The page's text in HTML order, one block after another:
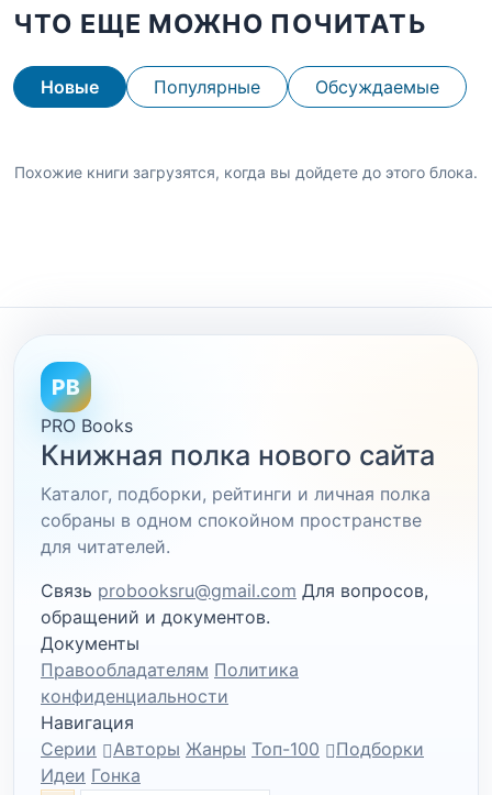
ЧТО ЕЩЕ МОЖНО ПОЧИТАТЬ
Новые Популярные Обсуждаемые
Похожие книги загрузятся, когда вы дойдете до этого блока.
PB
PRO Books
Книжная полка нового сайта
Каталог, подборки, рейтинги и личная полка
собраны в одном спокойном пространстве
для читателей.
Связь probooksru@gmail.com Для вопросов,
обращений и документов.
Документы
Правообладателям Политика
конфиденциальности
Навигация
Серии
Авторы Жанры Топ-100
Подборки
Идеи Гонка